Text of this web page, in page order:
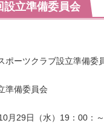
立準備委員会
ポーツクラブ設立準備委
準備委員会
月 29 日（水） 19 ： 00 ：～